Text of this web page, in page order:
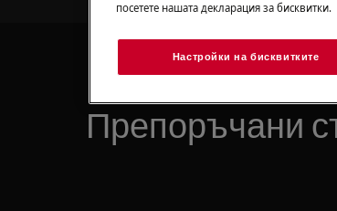
Препоръчани
посетете нашата декларация за бисквитки.
Настройки на бисквитките